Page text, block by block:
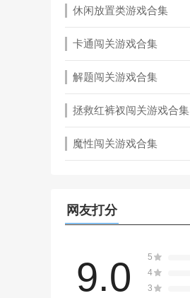
休闲放置类游戏合集
卡通闯关游戏合集
解题闯关游戏合集
拯救红裤衩闯关游戏合集
魔性闯关游戏合集
网友打分
9.0
5
4
3